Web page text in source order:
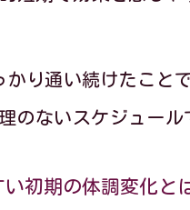
耳つぼダイ
耳つぼダイ
耳つぼダイ
り通い続けたこと
のないスケジュー
初期の体調変化と